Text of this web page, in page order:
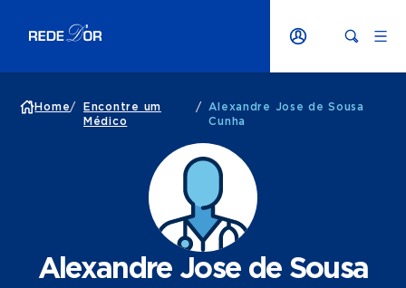
Home/
Encontre um
Médico
/
Alexandre Jose de Sousa
Cunha
Alexandre Jose de Sousa